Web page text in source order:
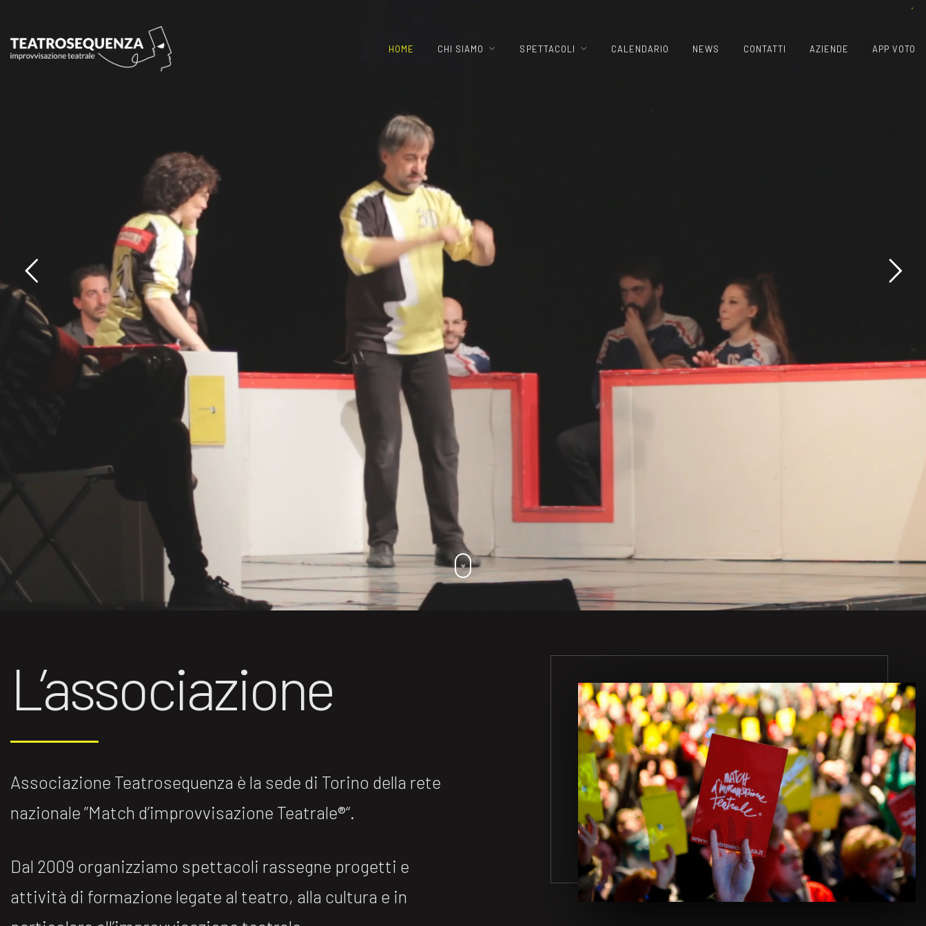
HOME CHI SIAMO SPETTACOLI CALENDARIO NEWS CONTATTI AZIENDE APP VOTO
L’associazione
Associazione Teatrosequenza è la sede di Torino della rete
nazionale ”Match d’improvvisazione Teatrale®️“.
Dal 2009 organizziamo spettacoli rassegne progetti e
attività di formazione legate al teatro, alla cultura e in